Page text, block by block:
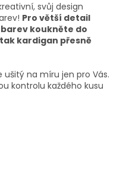
svůj design
Pro větší detail
koukněte do
kardigan přesně
na míru jen pro Vás.
kontrolu každého kusu